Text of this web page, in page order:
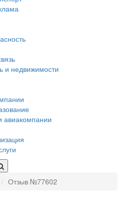
и недвижимости
авиакомпании
Отзыв №77602